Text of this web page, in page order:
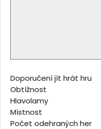
Doporučení jít hrát hru
Obtížnost
Hlavolamy
Místnost
Počet odehraných her